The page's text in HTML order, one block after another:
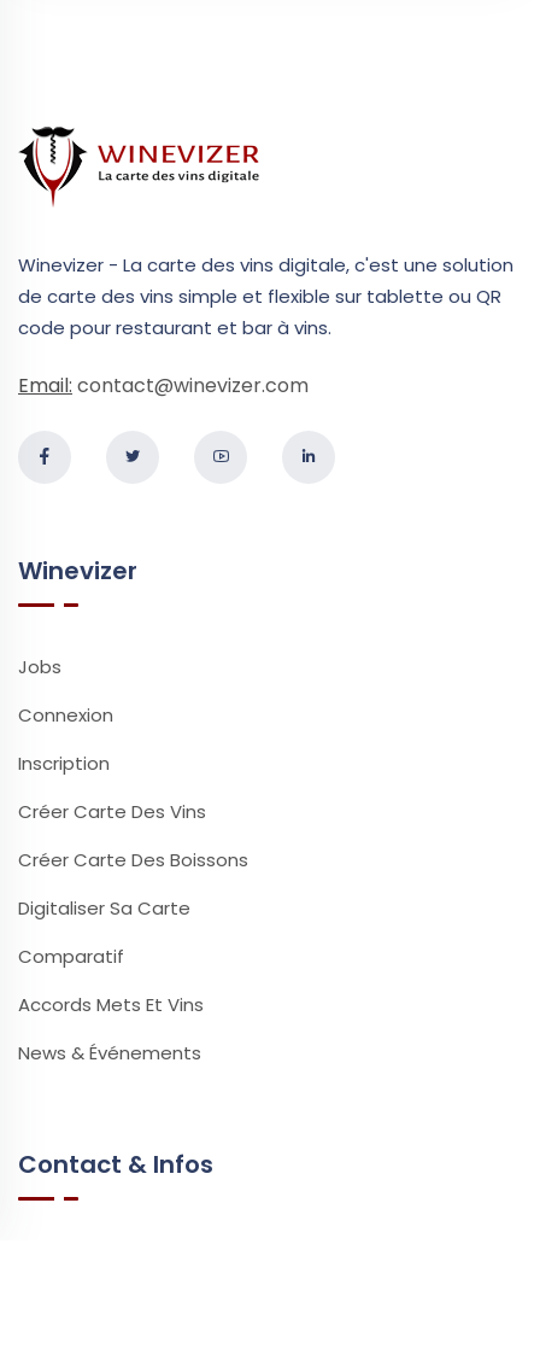
Winevizer - La carte des vins digitale, c'est une solution
de carte des vins simple et flexible sur tablette ou QR
code pour restaurant et bar à vins.
Email: contact@winevizer.com
Winevizer
Jobs
Connexion
Inscription
Créer Carte Des Vins
Créer Carte Des Boissons
Digitaliser Sa Carte
Comparatif
Accords Mets Et Vins
News & Événements
Contact & Infos